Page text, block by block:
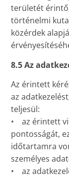
területét
történelmi
közérdek
8.5 Az
Az érintett
az
teljesül:
• az érintett
pontosságát,
időtartamra
személyes
• az